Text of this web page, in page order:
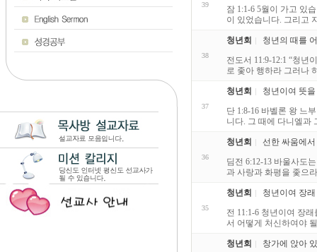
39
잠 1:1-6 5월이 가고 있
이 있었습니다. 그리고
38
청년회
청년의 때를
전도서 11:9-12:1 “청년
로 좇아 행하라 그러나
37
청년회
청년이여 뜻
단 1:8-16 바벨론 왕 느
니다. 그 때에 다니엘과
36
청년회
선한 싸움에
딤전 6:12-13 바울사도
과 사랑과 화평을 좇으
35
청년회
청년이여 장
전 11:1-6 청년이여 장
서 어떻게 처신하여야
청년회
창가에 앉아